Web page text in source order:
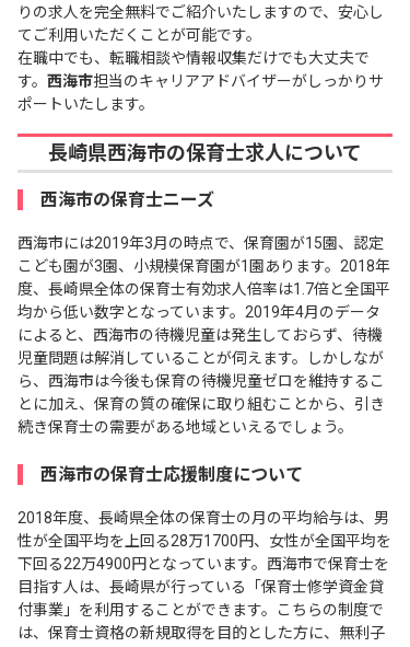
りの求人を完全無料でご紹介いたしますので、安心し
てご利用いただくことが可能です。
在職中でも、転職相談や情報収集だけでも大丈夫で
す。 西海市担当のキャリアアドバイザーがしっかりサ
ポートいたします。
長崎県西海市の保育士求人について
西海市の保育士ニーズ
西海市には2019年3月の時点で、保育園が15園、認定
こども園が3園、小規模保育園が1園あります。2018年
度、長崎県全体の保育士有効求人倍率は1.7倍と全国平
均から低い数字となっています。2019年4月のデータ
によると、西海市の待機児童は発生しておらず、待機
児童問題は解消していることが伺えます。しかしなが
ら、西海市は今後も保育の待機児童ゼロを維持するこ
とに加え、保育の質の確保に取り組むことから、引き
続き保育士の需要がある地域といえるでしょう。
西海市の保育士応援制度について
2018年度、長崎県全体の保育士の月の平均給与は、男
性が全国平均を上回る28万1700円、女性が全国平均を
下回る22万4900円となっています。西海市で保育士を
目指す人は、長崎県が行っている「保育士修学資金貸
付事業」を利用することができます。こちらの制度で
は、保育士資格の新規取得を目的とした方に、無利子